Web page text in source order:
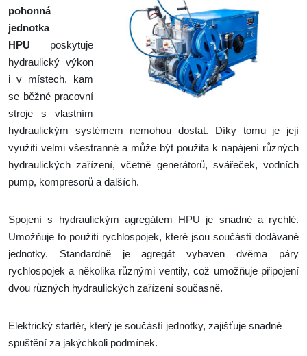
pohonná
jednotka
HPU poskytuje
hydraulický výkon
i v místech, kam
se běžné pracovní
stroje s vlastním
hydraulickým systémem nemohou dostat. Díky tomu je její
využití velmi všestranné a může být použita k napájení různých
hydraulických zařízení, včetně generátorů, svářeček, vodních
pump, kompresorů a dalších.
Spojení s hydraulickým agregátem HPU je snadné a rychlé.
Umožňuje to použití rychlospojek, které jsou součástí dodávané
jednotky. Standardně je agregát vybaven dvěma páry
rychlospojek a několika různými ventily, což umožňuje připojení
dvou různých hydraulických zařízení současně.
Elektrický startér, který je součástí jednotky, zajišťuje snadné
spuštění za jakýchkoli podmínek.